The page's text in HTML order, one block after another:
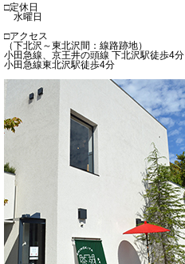
□定休日
水曜日
□アクセス
（下北沢～東北沢間：線路跡地）
小田急線、京王井の頭線 下北沢駅徒歩4分
小田急線東北沢駅徒歩4分